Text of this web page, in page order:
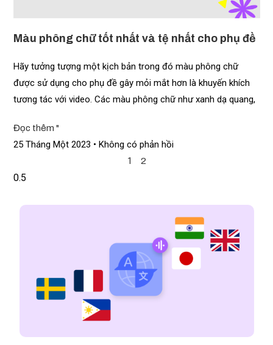
Màu phông chữ tốt nhất và tệ nhất cho phụ đề
Hãy tưởng tượng một kịch bản trong đó màu phông chữ
được sử dụng cho phụ đề gây mỏi mắt hơn là khuyến khích
tương tác với video. Các màu phông chữ như xanh dạ quang,
Đọc thêm "
25 Tháng Một 2023
Không có phản hồi
1
2